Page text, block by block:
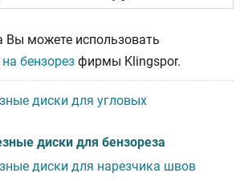
Вы можете использовать
бензорез фирмы Klingspor.
диски для угловых
диски для бензореза
диски для нарезчика швов